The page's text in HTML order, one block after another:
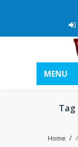
MENU
Tag
Home